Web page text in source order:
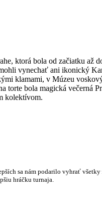
ktorá bola od začiatku až
vynechať ani ikonický
klamami, v Múzeu
bola magická večerná
kolektívom.
sa nám podarilo vyhrať
hráčku turnaja.